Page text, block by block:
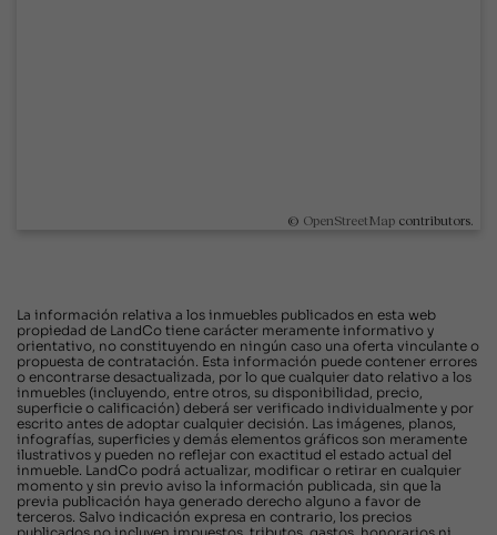
© OpenStreetMap contributors.
La información relativa a los inmuebles publicados en esta web
propiedad de LandCo tiene carácter meramente informativo y
orientativo, no constituyendo en ningún caso una oferta vinculante o
propuesta de contratación. Esta información puede contener errores
o encontrarse desactualizada, por lo que cualquier dato relativo a los
inmuebles (incluyendo, entre otros, su disponibilidad, precio,
superficie o calificación) deberá ser verificado individualmente y por
escrito antes de adoptar cualquier decisión. Las imágenes, planos,
infografías, superficies y demás elementos gráficos son meramente
ilustrativos y pueden no reflejar con exactitud el estado actual del
inmueble. LandCo podrá actualizar, modificar o retirar en cualquier
momento y sin previo aviso la información publicada, sin que la
previa publicación haya generado derecho alguno a favor de
terceros. Salvo indicación expresa en contrario, los precios